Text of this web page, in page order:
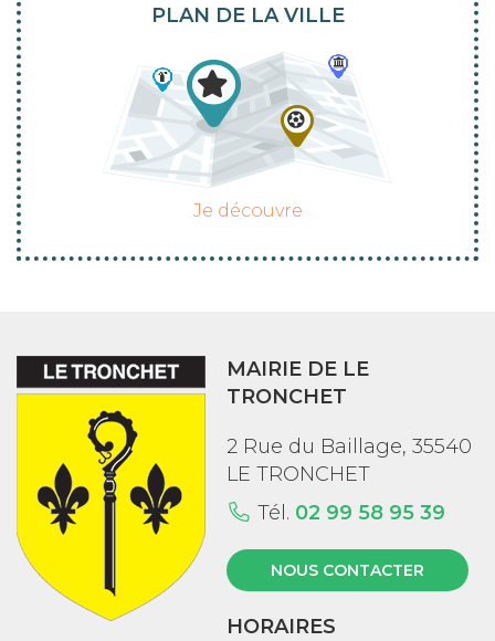
PLAN DE LA VILLE
Je découvre
MAIRIE DE LE
TRONCHET
2 Rue du Baillage, 35540
LE TRONCHET
Tél. 02 99 58 95 39
NOUS CONTACTER
HORAIRES